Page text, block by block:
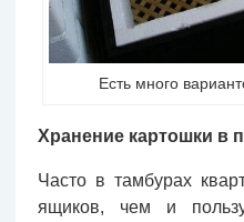
Есть много
Хранение картошки в
Часто в тамбурах
ящиков, чем и